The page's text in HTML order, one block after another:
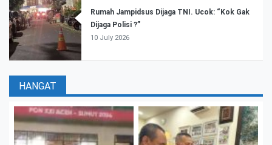
Rumah Jampidsus Dijaga TNI. Ucok: “Kok Gak
Dijaga Polisi ?”
10 July 2026
HANGAT